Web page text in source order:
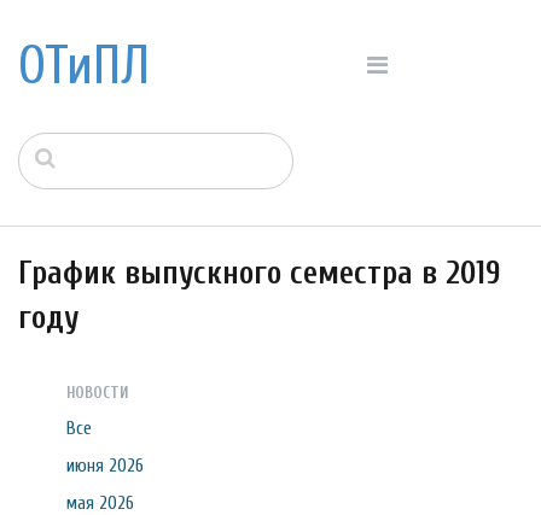
ОТиПЛ
График выпускного семестра в 2019
году
НОВОСТИ
Все
июня 2026
мая 2026